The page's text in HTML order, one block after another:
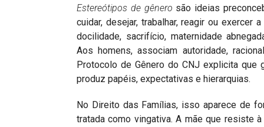
Estereótipos de gênero são ideias
cuidar, desejar, trabalhar, reagir ou exercer
docilidade, sacrifício, maternidade
Aos homens, associam autoridade,
Protocolo de Gênero do CNJ explicita que
produz papéis, expectativas e hierarquias.
No Direito das Famílias, isso aparece de
tratada como vingativa. A mãe que resiste